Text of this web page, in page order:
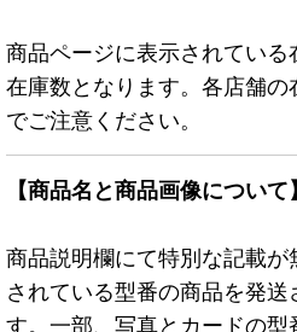
商品ページに表示されてい
在庫数となります。各店舗
でご注意ください。
【商品名と商品画像について】
商品説明欄にて特別な記載
されている型番の商品を発送
す。一部、写真とカードの